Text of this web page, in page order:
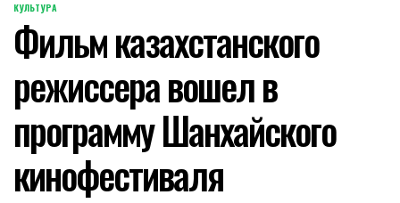
POSTED
IN
КУЛЬТУРА
Фильм казахстанского
режиссера вошел в
программу Шанхайского
кинофестиваля